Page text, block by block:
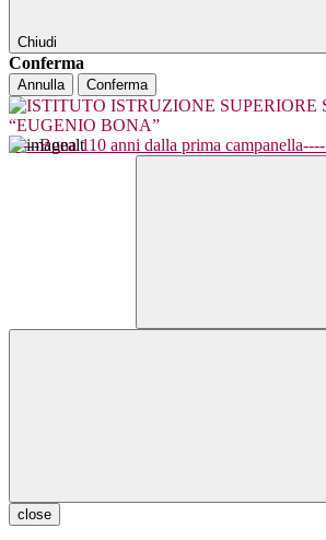
Chiudi
Conferma
Annulla Conferma
----Bona 110 anni dalla prima campanella----
close